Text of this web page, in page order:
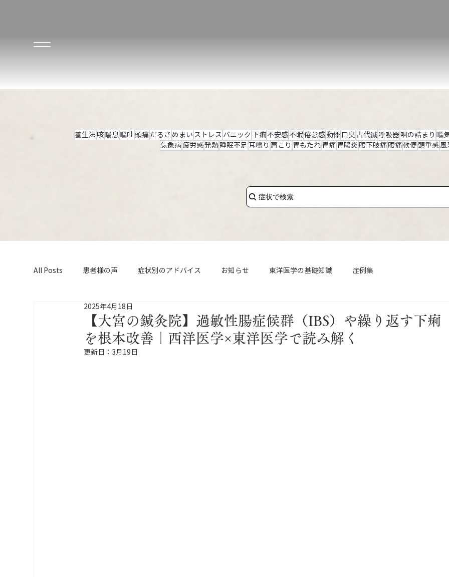
養生法 咳 喘息 嘔吐 頭痛 だるさ めまい ストレス パニック 下痢 不安感 不眠倦怠感 動悸 口臭古代鍼 呼吸器 咽の詰まり 嘔
気象病 疲労感発熱 睡眠不足 耳鳴り 肩こり 胃もたれ 胃痛 胃腸炎 腰下肢痛腰痛軟便 頭重感 風
症状で検索
All Posts 患者様の声 症状別のアドバイス お知らせ 東洋医学の基礎知識 症例集
【大宮の鍼灸院】過敏性腸症候群（IBS）や繰り返す下痢
を根本改善｜西洋医学×東洋医学で読み解く
2025年4月18日
更新日：3月19日